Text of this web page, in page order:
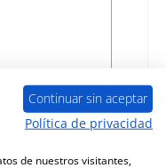
ladrillo de
D
Continuar sin aceptar
Política de privacidad
de nuestros visitantes,